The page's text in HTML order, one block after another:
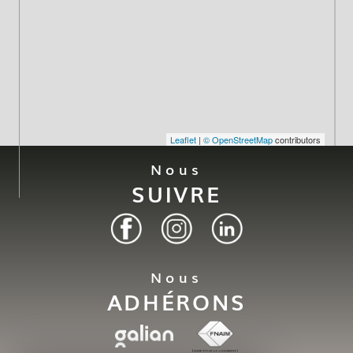
Leaflet | © OpenStreetMapcontributors
Nous
SUIVRE
Nous
ADHÉRONS